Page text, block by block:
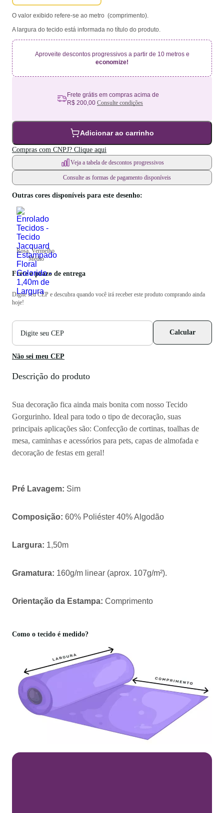
O valor exibido refere-se ao metro (comprimento).
A largura do tecido está informada no título do produto.
Aproveite descontos progressivos a partir de 10 metros e
economize!
Frete grátis em compras acima de
R$ 200,00 Consulte condições
Adicionar ao carrinho
Compras com CNPJ? Clique aqui
Veja a tabela de descontos progressivos
Consulte as formas de pagamento disponíveis
Outras cores disponíveis para este desenho:
Rosa, Vermelho
Médio
Frete e prazo de entrega
Digite seu CEP e descubra quando você irá receber este produto comprando ainda
hoje!
CEP
para
cálculo
frete
Calcular
Não sei meu CEP
Descrição do produto
Sua decoração fica ainda mais bonita com nosso Tecido
Gorgurinho. Ideal para todo o tipo de decoração, suas
principais aplicações são: Confecção de cortinas, toalhas de
mesa, caminhas e acessórios para pets, capas de almofada e
decoração de festas em geral!
Pré Lavagem: Sim
Composição: 60% Poliéster 40% Algodão
Largura: 1,50m
Gramatura: 160g/m linear (aprox. 107g/m²).
Orientação da Estampa: Comprimento
Como o tecido é medido?